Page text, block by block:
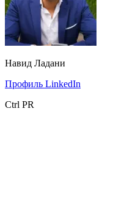
Навид Ладани
Профиль LinkedIn
Ctrl PR